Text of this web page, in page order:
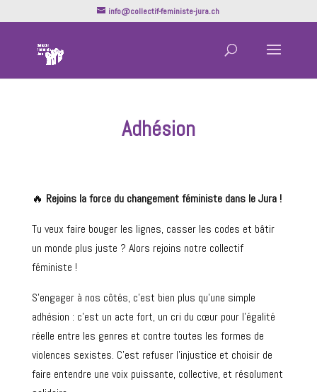
info@collectif-feministe-jura.ch
Adhésion
🔥 Rejoins la force du changement féministe dans le Jura !
Tu veux faire bouger les lignes, casser les codes et bâtir
un monde plus juste ? Alors rejoins notre collectif
féministe !
S’engager à nos côtés, c’est bien plus qu’une simple
adhésion : c’est un acte fort, un cri du cœur pour l’égalité
réelle entre les genres et contre toutes les formes de
violences sexistes. C’est refuser l’injustice et choisir de
faire entendre une voix puissante, collective, et résolument